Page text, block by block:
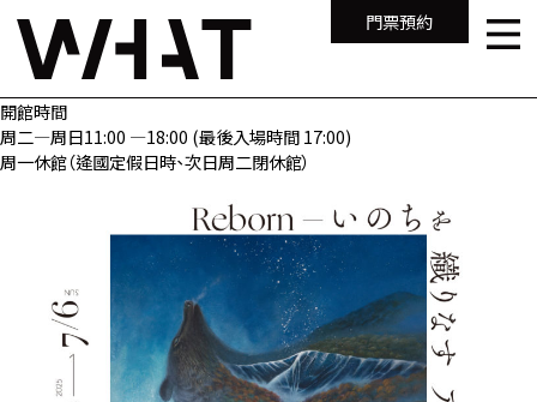
門票預約
開館時間
周二—周日11:00 —18:00 (最後入場時間 17:00)
周一休館（逄國定假日時、次日周二閉休館）